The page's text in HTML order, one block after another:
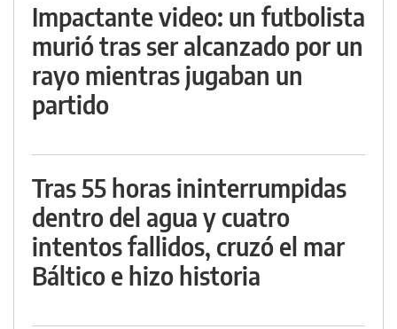
Impactante video: un futbolista
murió tras ser alcanzado por un
rayo mientras jugaban un
partido
Tras 55 horas ininterrumpidas
dentro del agua y cuatro
intentos fallidos, cruzó el mar
Báltico e hizo historia